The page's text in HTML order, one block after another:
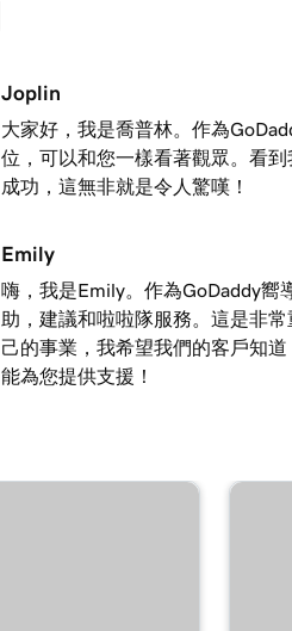
Joplin
大家好，我是喬普林。作為
位，可以和您一樣看著觀眾。看
成功，這無非就是令人驚嘆！
Emily
嗨，我是Emily。作為GoDaddy嚮
助，建議和啦啦隊服務。這是非
己的事業，我希望我們的客戶知
能為您提供支援！